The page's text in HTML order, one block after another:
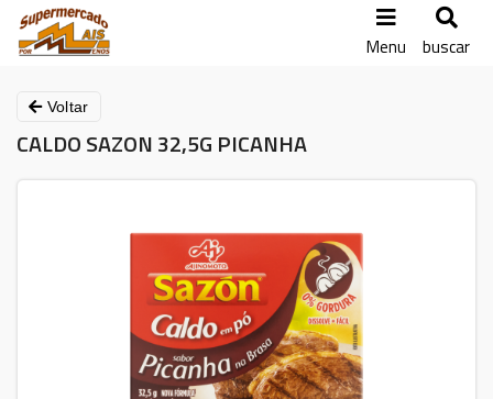
Menu buscar
Voltar
CALDO SAZON 32,5G PICANHA